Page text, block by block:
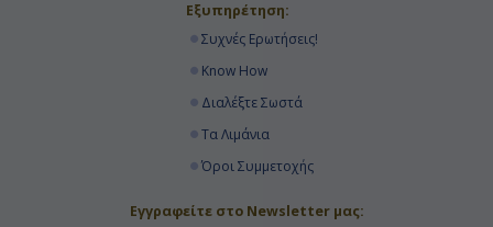
Εξυπηρέτηση:
Συχνές Ερωτήσεις!
Know How
Διαλέξτε Σωστά
Τα Λιμάνια
Όροι Συμμετοχής
Εγγραφείτε στο Newsletter μας: